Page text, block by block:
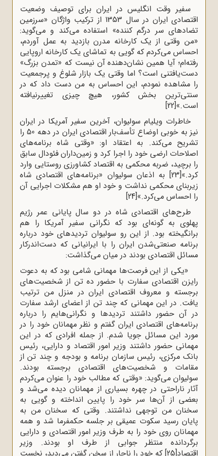
سفیر وقت انگلیس در ایران برای توصیف وضعیت
اقتصادی ایران در سال 1353 از ترکیب واژگان «سرزمین
تضادهای سر درگم ‌کننده» استفاده می‌کند و می‌گوید:
«من وقتی از یک کارخانه‌ مدرن بازدید به عمل آوردم،
احساس می‌کردم که گویی به تماشای یک کارخانه‌ اروپایی
رفته‌ام؛ آیا همین نشان‌دهنده‌ آن نیست که «تمدن بزرگ»
دست‌یافتنی است؟ اما وقتی یک بازار شلوغ و پرجمعیت
را مشاهده نمودم، این احساس به من دست داد که در
سنتی‌ترین بخش کشور، هیچ چیزی تغییرنیافته
است.»[22]
خاطرات ویلیام سولیوان، آخرین سفیر آمریکا در ایران
نیز به خوبی اوضاع تأسف‌بار اقتصادی ایران در دهه 50 را
تشریح می‌کند. به اعتقاد او: «وقتی شاه برنامه‌های
اصلاحات ارضی خود را اجرا کرد و زمین‌داران فئودال سابق
را برچید، ضربه محکمی به اقتصاد کشاورزی روستایی وارد
کرد.»[23]
به اذعان سولیوان «برنامه‌های اقتصادی شاه
زیربنای محکمی نداشت و خود او هم مشکلات اجرایی آن
را احساس می‌کرد.»[24]
طرح‌های اقتصادی شاه در دو سال پایانی عمر رژیم
پهلوی به گونه‌ای بود که نگرانی سفیر آمریکا را هم
برانگیخته بود. از این رو سولیوان تردیدهای خود درباره‌
برنامه‌ صنعتی‌شدن ایران را با ایرانیانی که دست‌اندرکار
مسائل اقتصادی بودند در میان می‌گذاشت:
«یکی از این فرصت‌ها مهمانی شامی بود که به دعوت
رایزن اقتصادی سفارت با حضور ده تن از شخصیت‌های
برجسته و معروف اقتصادی ایران در منزل من ترتیب
یافت. در این مهمانی که چند تن از اعضای ارشد سفارت
در آن حضور داشتند تردیدها و نگرانی‌هایم را درباره‌
برنامه‌های اقتصادی ایران گفتم و نظر مهمانان خود را در
مورد این مسائل جویا شدم. از جمله افرادی که در این
مهمانی حضور داشتند وزیر امور اقتصاد و دارایی، رئیس
بانک مرکزی، رئیس سازمان برنامه و بودجه و چند تن از
مقامات و شخصیت‌های اقتصادی برجسته‌ بودند.
سولیوان می‌گوید: «وقتی که مطالب خود را عنوان می‌کردم
آثار ناراحتی در چهره‌ بسیاری از مهمانان دیده‌‌‌ می‌شد و
بعضی از آن‌ها سر خود را پایین انداخته و گویی به
سخنان من توجهی نداشتند. وقتی که سخنان من به
پایان رسید سکوت عمیقی بر جلسه حکمفرما شد و همه‌
مهمانان روی خود را به طرف وزیر امور اقتصادی و دارایی
برگردانده منتظر جوابی از طرف او بودند. وزیر
اقتصاد[25] که خود را ناچار از سخن گفتن می‌دید، نخست